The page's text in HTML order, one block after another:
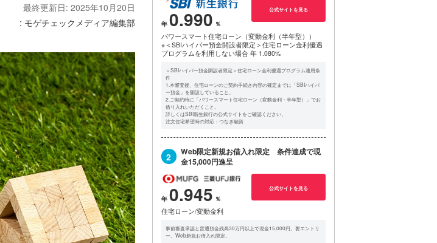
最終更新日: 2025年10月20日
: モゲチェックメディア編集部
0.990 公式サイトを見る
パワースマート住宅ローン（変動金利（半年型））
※＜SBIハイパー預金開設者限定＞住宅ローン金利優遇
プログラムを利用しない場合 年 1.080%
＜SBIハイパー預金開設者限定＞住宅ローン金利優遇プログラム適用条
件
1.本審査後、住宅ローンのご契約手続き内容の確定までに「SBIハイパ
ー預金」を開設していること。
2.ご契約時に「パワースマート住宅ローン（変動金利・半年型）」でお
借り入れいただくこと。
詳しくはSBI新生銀行の公式サイトをご確認ください。
注文住宅希望時の対応：つなぎ融資
2
Web限定新規お借入れ限定 条件達成で現
金15,000円進呈
0.945 公式サイトを見る
住宅ローン/変動金利
事前審査承認と普通預金残高30万円以上で現金15,000円。要エントリ
ー。Web新規お借入れ限定。